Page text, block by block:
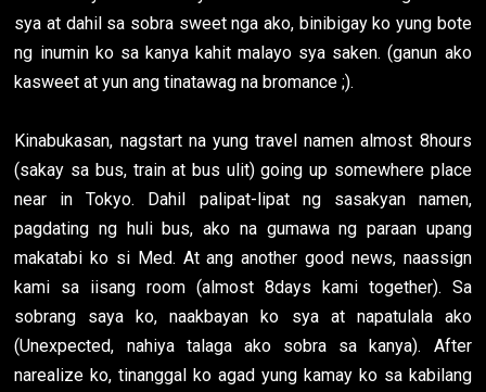
sya at dahil sa sobra sweet nga ako, binibigay ko yung bote
ng inumin ko sa kanya kahit malayo sya saken. (ganun ako
kasweet at yun ang tinatawag na bromance ;).
Kinabukasan, nagstart na yung travel namen almost 8hours
(sakay sa bus, train at bus ulit) going up somewhere place
near in Tokyo. Dahil palipat-lipat ng sasakyan namen,
pagdating ng huli bus, ako na gumawa ng paraan upang
makatabi ko si Med. At ang another good news, naassign
kami sa iisang room (almost 8days kami together). Sa
sobrang saya ko, naakbayan ko sya at napatulala ako
(Unexpected, nahiya talaga ako sobra sa kanya). After
narealize ko, tinanggal ko agad yung kamay ko sa kabilang